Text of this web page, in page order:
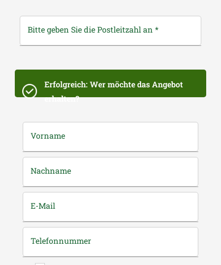
Bitte geben Sie die Postleitzahl an *
Erfolgreich: Wer möchte das Angebot
erhalten?
Vorname
Nachname
E-Mail
Telefonnummer